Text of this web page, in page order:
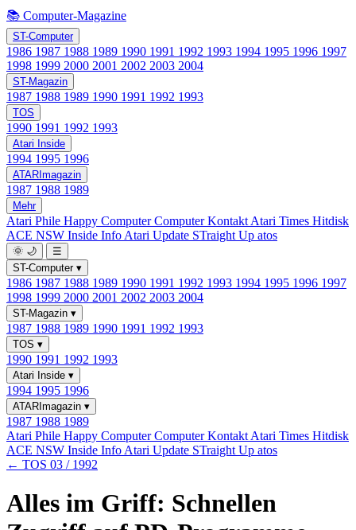
📚 Computer-Magazine
ST-Computer
1986 1987 1988 1989 1990 1991 1992 1993 1994 1995 1996 1997
1998 1999 2000 2001 2002 2003 2004
ST-Magazin
1987 1988 1989 1990 1991 1992 1993
TOS
1990 1991 1992 1993
Atari Inside
1994 1995 1996
ATARImagazin
1987 1988 1989
Mehr
Atari Phile Happy ComputerComputer Kontakt Atari Times Hitdisk
ACE NSW Inside Info Atari Update STraight Up atos
🌞 🌙
☰
ST-Computer ▾
1986 1987 1988 1989 1990 1991 1992 1993 1994 1995 1996 1997
1998 1999 2000 2001 2002 2003 2004
ST-Magazin ▾
1987 1988 1989 1990 1991 1992 1993
TOS ▾
1990 1991 1992 1993
Atari Inside ▾
1994 1995 1996
ATARImagazin ▾
1987 1988 1989
Atari Phile Happy ComputerComputer Kontakt Atari Times Hitdisk
ACE NSW Inside Info Atari Update STraight Up atos
← TOS 03 / 1992
Alles im Griff: Schnellen